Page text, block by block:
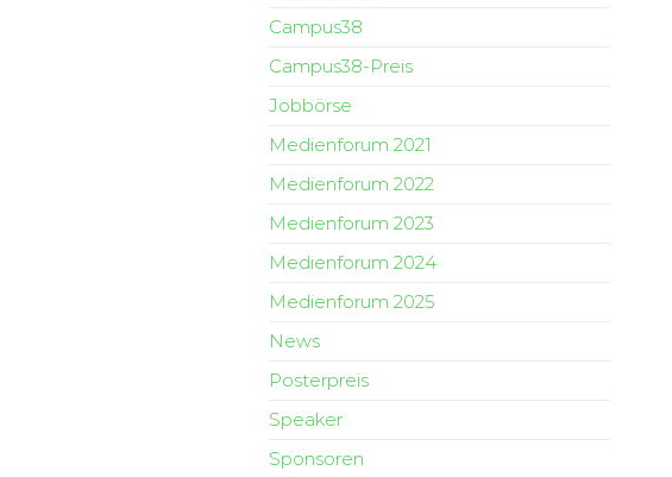
Campus38
Campus38-Preis
Jobbörse
Medienforum 2021
Medienforum 2022
Medienforum 2023
Medienforum 2024
Medienforum 2025
News
Posterpreis
Speaker
Sponsoren